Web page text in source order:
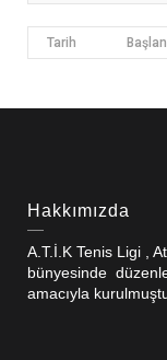
Tarih
Hakkımızda
A.T.İ.K Tenis Ligi ,
bünyesinde
amacıyla